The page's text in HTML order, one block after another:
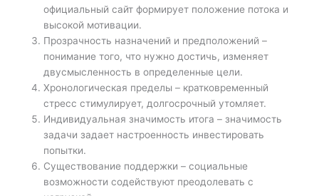
официальный сайт формирует положение потока и
высокой мотивации.
Прозрачность назначений и предположений –
понимание того, что нужно достичь, изменяет
двусмысленность в определенные цели.
Хронологическая пределы – кратковременный
стресс стимулирует, долгосрочный утомляет.
Индивидуальная значимость итога – значимость
задачи задает настроенность инвестировать
попытки.
Существование поддержки – социальные
возможности содействуют преодолевать с